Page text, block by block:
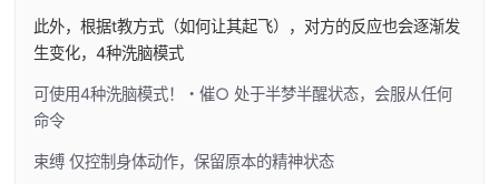
此外，根据t教方式（如何让其起飞），对方的反应也会逐渐发
生变化，4种洗脑模式
可使用4种洗脑模式！・催○ 处于半梦半醒状态，会服从任何
命令
束缚 仅控制身体动作，保留原本的精神状态